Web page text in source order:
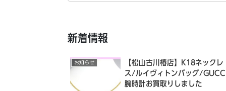
新着情報
お知らせ
【松山古川椿店】K18ネックレ
ス/ルイヴィトンバッグ/GUCCI
腕時計お買取りしました